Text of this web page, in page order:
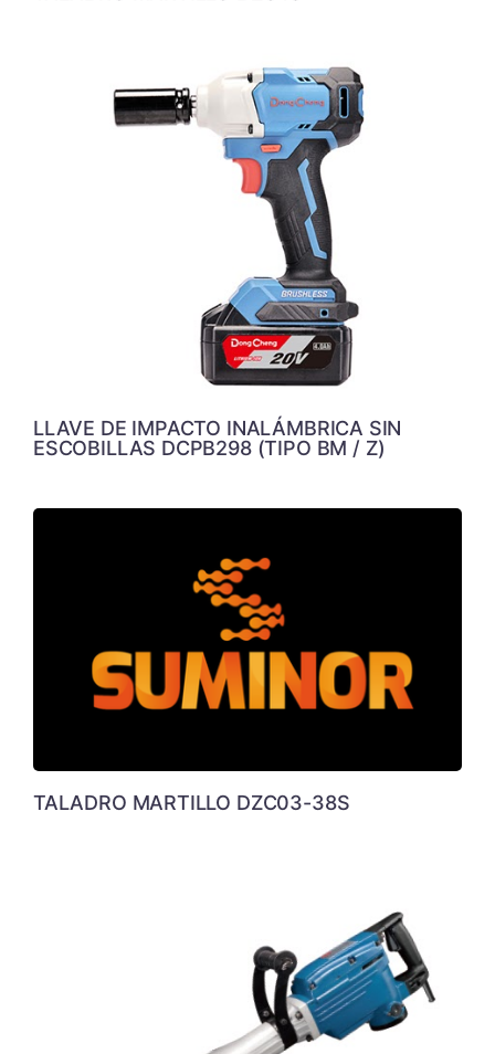
LLAVE DE IMPACTO INALÁMBRICA SIN
ESCOBILLAS DCPB298 (TIPO BM / Z)
TALADRO MARTILLO DZC03-38S